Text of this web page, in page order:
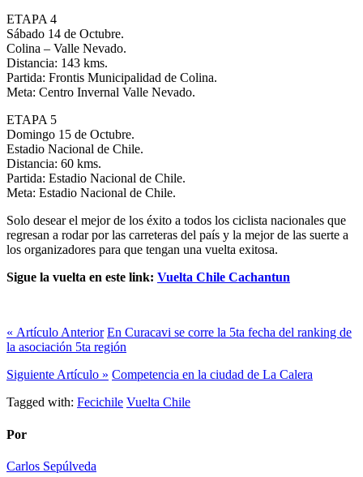
ETAPA 4
Sábado 14 de Octubre.
Colina – Valle Nevado.
Distancia: 143 kms.
Partida: Frontis Municipalidad de Colina.
Meta: Centro Invernal Valle Nevado.
ETAPA 5
Domingo 15 de Octubre.
Estadio Nacional de Chile.
Distancia: 60 kms.
Partida: Estadio Nacional de Chile.
Meta: Estadio Nacional de Chile.
Solo desear el mejor de los éxito a todos los ciclista nacionales que
regresan a rodar por las carreteras del país y la mejor de las suerte a
los organizadores para que tengan una vuelta exitosa.
Sigue la vuelta en este link: Vuelta Chile Cachantun
« Artículo Anterior En Curacavi se corre la 5ta fecha del ranking de
la asociación 5ta región
Siguiente Artículo » Competencia en la ciudad de La Calera
Tagged with: Fecichile Vuelta Chile
Por
Carlos Sepúlveda